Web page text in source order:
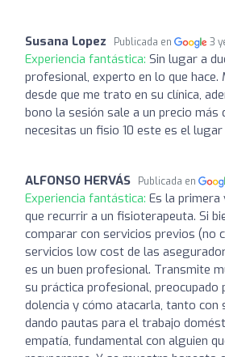
Susana Lopez Publicada en 3
Experiencia fantástica: Sin lugar a
profesional, experto en lo que hace.
desde que me trato en su clínica,
bono la sesión sale a un precio más
necesitas un fisio 10 este es el lugar
ALFONSO HERVÁS Publicada en
Experiencia fantástica: Es la primera
que recurrir a un fisioterapeuta. Si
comparar con servicios previos (no
servicios low cost de las
es un buen profesional. Transmite
su práctica profesional, preocupado
dolencia y cómo atacarla, tanto con
dando pautas para el trabajo
empatía, fundamental con alguien